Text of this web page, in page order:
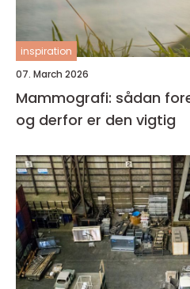
inspiration
07. March 2026
Mammografi: sådan
og derfor er den vigtig